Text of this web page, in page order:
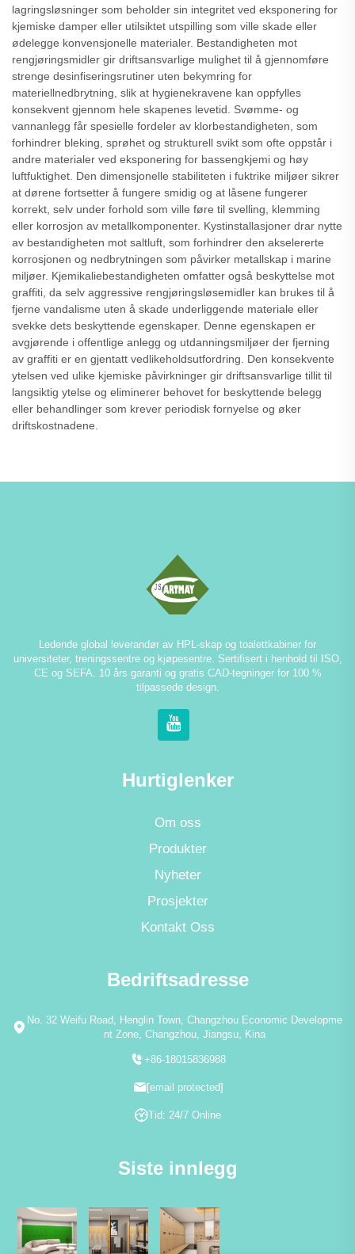
lagringsløsninger som beholder sin integritet ved eksponering for
kjemiske damper eller utilsiktet utspilling som ville skade eller
ødelegge konvensjonelle materialer. Bestandigheten mot
rengjøringsmidler gir driftsansvarlige mulighet til å gjennomføre
strenge desinfiseringsrutiner uten bekymring for
materiellnedbrytning, slik at hygienekravene kan oppfylles
konsekvent gjennom hele skapenes levetid. Svømme- og
vannanlegg får spesielle fordeler av klorbestandigheten, som
forhindrer bleking, sprøhet og strukturell svikt som ofte oppstår i
andre materialer ved eksponering for bassengkjemi og høy
luftfuktighet. Den dimensjonelle stabiliteten i fuktrike miljøer sikrer
at dørene fortsetter å fungere smidig og at låsene fungerer
korrekt, selv under forhold som ville føre til svelling, klemming
eller korrosjon av metallkomponenter. Kystinstallasjoner drar nytte
av bestandigheten mot saltluft, som forhindrer den akselererte
korrosjonen og nedbrytningen som påvirker metallskap i marine
miljøer. Kjemikaliebestandigheten omfatter også beskyttelse mot
graffiti, da selv aggressive rengjøringsløsemidler kan brukes til å
fjerne vandalisme uten å skade underliggende materiale eller
svekke dets beskyttende egenskaper. Denne egenskapen er
avgjørende i offentlige anlegg og utdanningsmiljøer der fjerning
av graffiti er en gjentatt vedlikeholdsutfordring. Den konsekvente
ytelsen ved ulike kjemiske påvirkninger gir driftsansvarlige tillit til
langsiktig ytelse og eliminerer behovet for beskyttende belegg
eller behandlinger som krever periodisk fornyelse og øker
driftskostnadene.
Ledende global leverandør av HPL-skap og toalettkabiner for
universiteter, treningssentre og kjøpesentre. Sertifisert i henhold til ISO,
CE og SEFA. 10 års garanti og gratis CAD-tegninger for 100 %
tilpassede design.
Hurtiglenker
Om oss
Produkter
Nyheter
Prosjekter
Kontakt Oss
Bedriftsadresse
No. 32 Weifu Road, Henglin Town, Changzhou Economic Developme
nt Zone, Changzhou, Jiangsu, Kina
+86-18015836988
[email protected]
Tid: 24/7 Online
Siste innlegg